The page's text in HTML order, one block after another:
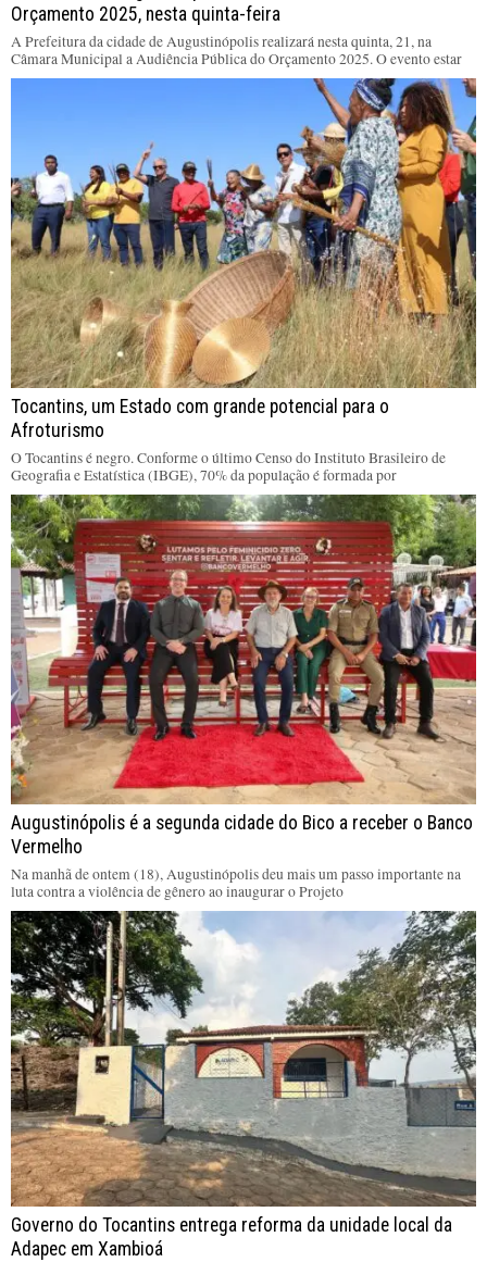
Orçamento 2025, nesta quinta-feira
A Prefeitura da cidade de Augustinópolis realizará nesta quinta, 21, na
Câmara Municipal a Audiência Pública do Orçamento 2025. O evento estar
Tocantins, um Estado com grande potencial para o
Afroturismo
O Tocantins é negro. Conforme o último Censo do Instituto Brasileiro de
Geografia e Estatística (IBGE), 70% da população é formada por
Augustinópolis é a segunda cidade do Bico a receber o Banco
Vermelho
Na manhã de ontem (18), Augustinópolis deu mais um passo importante na
luta contra a violência de gênero ao inaugurar o Projeto
Governo do Tocantins entrega reforma da unidade local da
Adapec em Xambioá